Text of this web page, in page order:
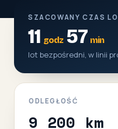
SZACOWANY CZAS
11 godz57 min
lot bezpośredni, w linii
ODLEGŁOŚĆ
9 200 km